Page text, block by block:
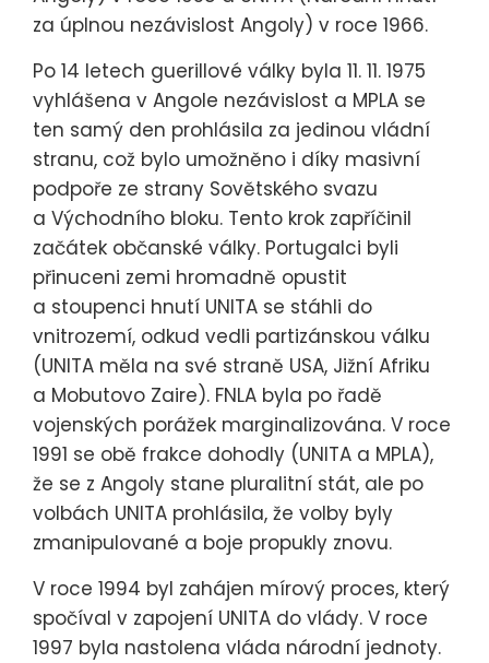
za úplnou nezávislost Angoly) v roce 1966.
Po 14 letech guerillové války byla 11. 11. 1975
vyhlášena v Angole nezávislost a MPLA se
ten samý den prohlásila za jedinou vládní
stranu, což bylo umožněno i díky masivní
podpoře ze strany Sovětského svazu
a Východního bloku. Tento krok zapříčinil
začátek občanské války. Portugalci byli
přinuceni zemi hromadně opustit
a stoupenci hnutí UNITA se stáhli do
vnitrozemí, odkud vedli partizánskou válku
(UNITA měla na své straně USA, Jižní Afriku
a Mobutovo Zaire). FNLA byla po řadě
vojenských porážek marginalizována. V roce
1991 se obě frakce dohodly (UNITA a MPLA),
že se z Angoly stane pluralitní stát, ale po
volbách UNITA prohlásila, že volby byly
zmanipulované a boje propukly znovu.
V roce 1994 byl zahájen mírový proces, který
spočíval v zapojení UNITA do vlády. V roce
1997 byla nastolena vláda národní jednoty.